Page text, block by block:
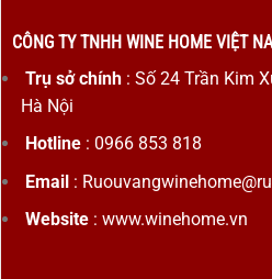
CÔNG TY TNHH WINE HOME VIỆT
Trụ sở chính: Số 24 Trần Kim
Hà Nội
Hotline: 0966 853 818
Email:
Website: www.winehome.vn